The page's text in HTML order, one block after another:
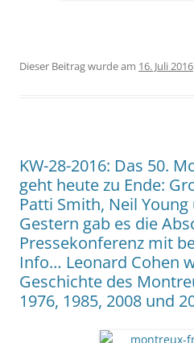
Dieser Beitrag wurde am 16. Juli 2016
KW-28-2016: Das 50.
geht heute zu Ende:
Patti Smith, Neil Young
Gestern gab es die
Pressekonferenz mit
Info… Leonard Cohen
Geschichte des
1976, 1985, 2008 und